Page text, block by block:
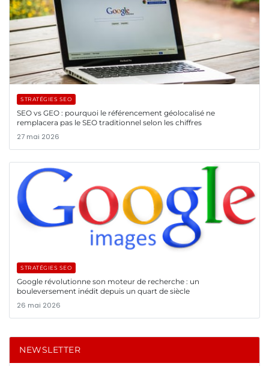
STRATÉGIES SEO
SEO vs GEO : pourquoi le référencement géolocalisé ne
remplacera pas le SEO traditionnel selon les chiffres
27 mai 2026
STRATÉGIES SEO
Google révolutionne son moteur de recherche : un
bouleversement inédit depuis un quart de siècle
26 mai 2026
NEWSLETTER